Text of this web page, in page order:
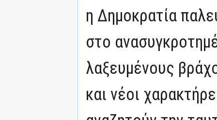
η Δημοκρατία
στο
λαξευμένους
και νέοι